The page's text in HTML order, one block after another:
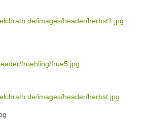
images/header/herbst1.jpg
fruehling/frue5.jpg
images/header/herbst.jpg